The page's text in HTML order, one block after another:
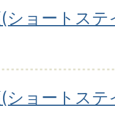
ショートス
ショートス